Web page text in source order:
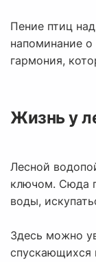
Пение птиц
напоминание
гармония,
Жизнь у
Лесной
ключом. Сюда
воды,
Здесь можно
спускающихся